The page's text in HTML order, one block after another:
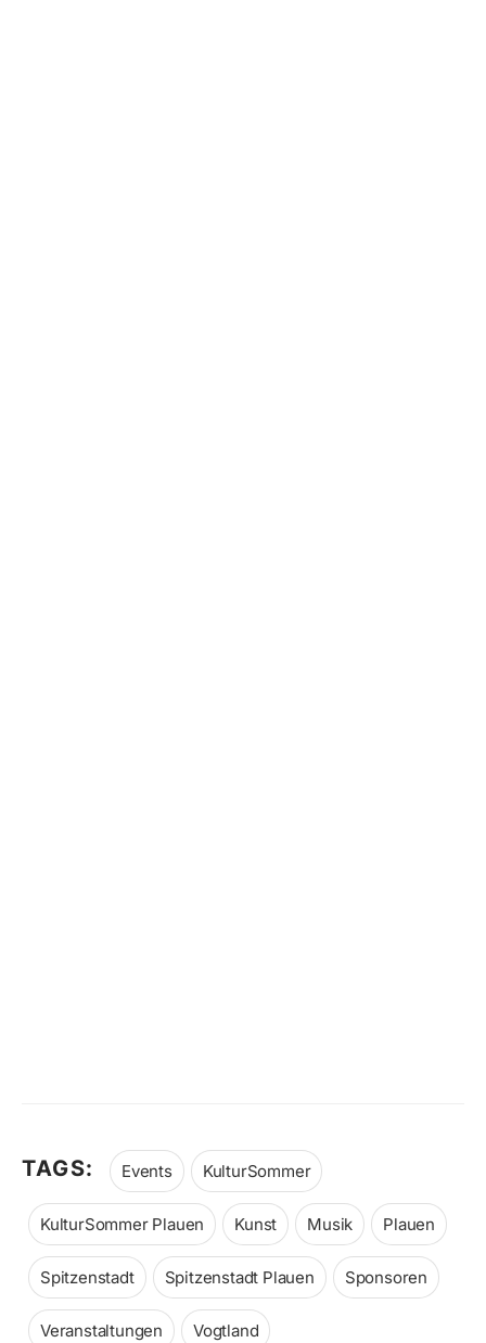
TAGS: Events KulturSommer
KulturSommer Plauen Kunst Musik Plauen
Spitzenstadt Spitzenstadt Plauen Sponsoren
Veranstaltungen Vogtland